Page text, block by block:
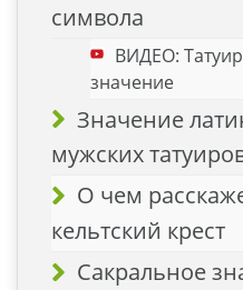
символа
ВИДЕО:
значение
Значение
мужских
О чем
кельтский крест
Сакральное